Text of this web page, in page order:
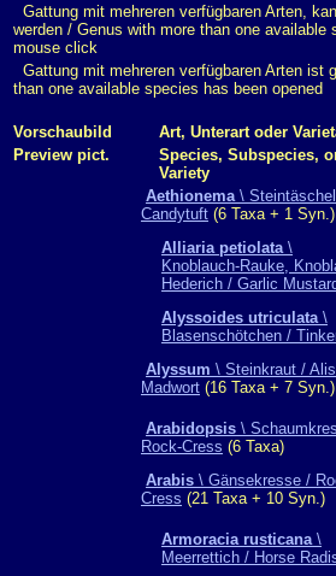
Gattung mit mehreren verfügbaren Arten,
werden / Genus with more than one available
mouse click
Gattung mit mehreren verfügbaren Arten ist
than one available species has been opened
Vorschaubild Art, Unterart oder
Preview pict.
Species, Subspecies,
Variety
Aethionema\
Candytuft (6 Taxa + 1 Syn.)
Alliaria petiolata\
Knoblauch-Rauke,
Hederich / Garlic
Alyssoides utriculata\
Blasenschötchen /
Alyssum \ Steinkraut /
Madwort (16 Taxa + 7 Syn.)
Arabidopsis \
Rock-Cress (6 Taxa)
Arabis \ Gänsekresse /
Cress (21 Taxa + 10 Syn.)
Armoracia rusticana\
Meerrettich / Horse